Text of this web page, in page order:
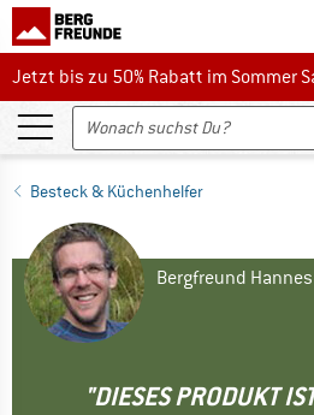
Jetzt bis zu 50% Rabatt im Sommer
Jetzt bis zu 50% Rabatt im Sommer
Besteck & Küchenhelfer
Bergfreund Hannes
"DIESES PRODUKT